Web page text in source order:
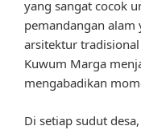
yang sangat cocok
pemandangan
arsitektur tradisional
Kuwum Marga
mengabadikan
Di setiap sudut